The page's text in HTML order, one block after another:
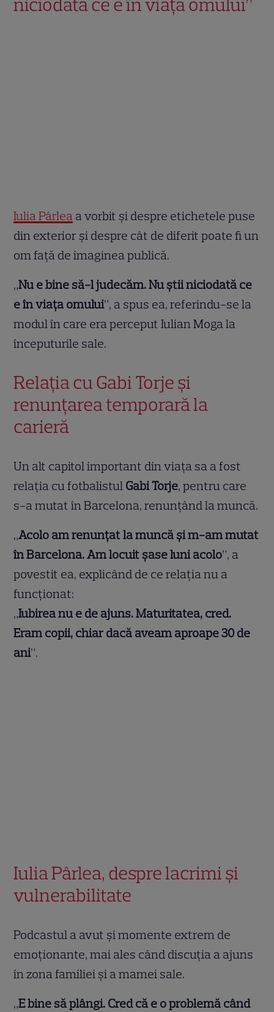
niciodată ce e în viața omului”
Iulia Pârlea a vorbit și despre etichetele puse
din exterior și despre cât de diferit poate fi un
om față de imaginea publică.
„Nu e bine să-l judecăm. Nu știi niciodată ce
e în viața omului”, a spus ea, referindu-se la
modul în care era perceput Iulian Moga la
începuturile sale.
Relația cu Gabi Torje și
renunțarea temporară la
carieră
Un alt capitol important din viața sa a fost
relația cu fotbalistul Gabi Torje, pentru care
s-a mutat în Barcelona, renunțând la muncă.
„Acolo am renunțat la muncă și m-am mutat
în Barcelona. Am locuit șase luni acolo”, a
povestit ea, explicând de ce relația nu a
funcționat:
„Iubirea nu e de ajuns. Maturitatea, cred.
Eram copii, chiar dacă aveam aproape 30 de
ani”.
Iulia Pârlea, despre lacrimi și
vulnerabilitate
Podcastul a avut și momente extrem de
emoționante, mai ales când discuția a ajuns
în zona familiei și a mamei sale.
„E bine să plângi. Cred că e o problemă când